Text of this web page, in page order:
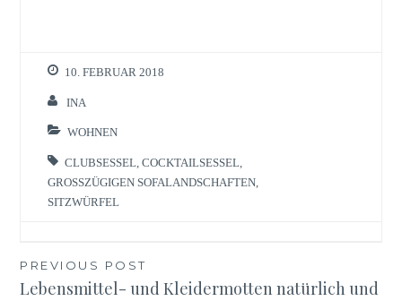
10. FEBRUAR 2018
INA
WOHNEN
CLUBSESSEL ,COCKTAILSESSEL
GROSSZÜGIGEN SOFALANDSCHAFTEN
SITZWÜRFEL
Beitragsnavigation
PREVIOUS POST
Lebensmittel- und Kleidermotten natürlich und